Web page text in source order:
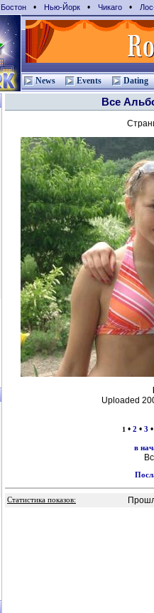
Бостон • Нью-Йорк • Чикаго •
News Events Dating
Все
Uploaded
1 • 2 • 3
в
Статистика показов: